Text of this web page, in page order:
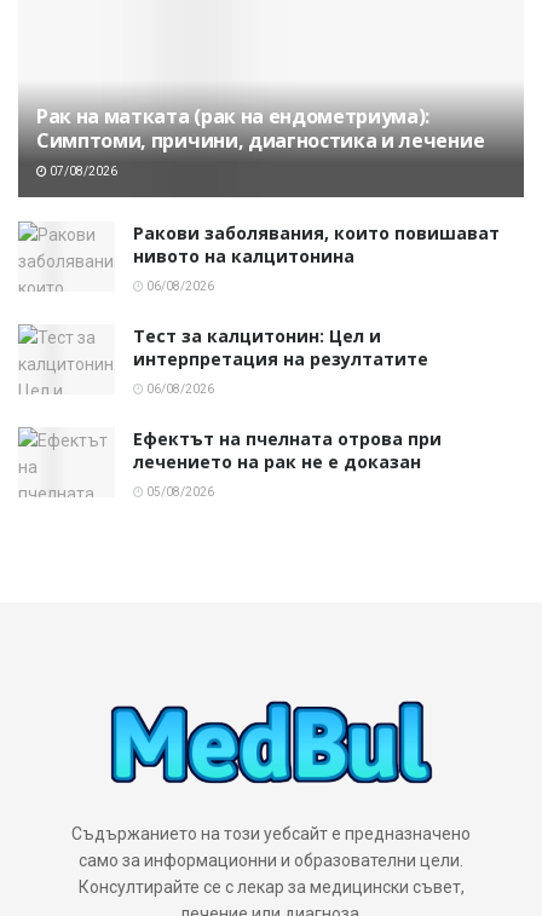
Рак на матката (рак на ендометриума):
Симптоми, причини, диагностика и лечение
07/08/2026
Ракови заболявания, които повишават
нивото на калцитонина
06/08/2026
Тест за калцитонин: Цел и
интерпретация на резултатите
06/08/2026
Ефектът на пчелната отрова при
лечението на рак не е доказан
05/08/2026
Съдържанието на този уебсайт е предназначено
само за информационни и образователни цели.
Консултирайте се с лекар за медицински съвет,